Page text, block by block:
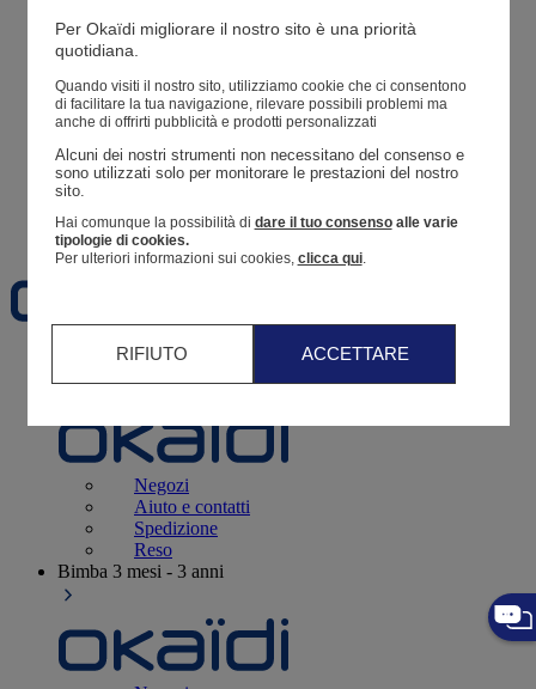
Resoconto di un ordine
Preferiti
3 - 12 mesi
Negozi
Aiuto e contatti
Spedizione
Reso
Bimba 3 mesi - 3 anni
Per Okaïdi migliorare il nostro sito è una priorità
quotidiana.
Quando visiti il ​​nostro sito, utilizziamo cookie che ci consentono
di facilitare la tua navigazione, rilevare possibili problemi ma
anche di offrirti pubblicità e prodotti personalizzati
Alcuni dei nostri strumenti non necessitano del consenso e
sono utilizzati solo per monitorare le prestazioni del nostro
sito.
Hai comunque la possibilità di dare il tuo consensoalle varie
tipologie di cookies.
Per ulteriori informazioni sui cookies, clicca qui.
RIFIUTO ACCETTARE